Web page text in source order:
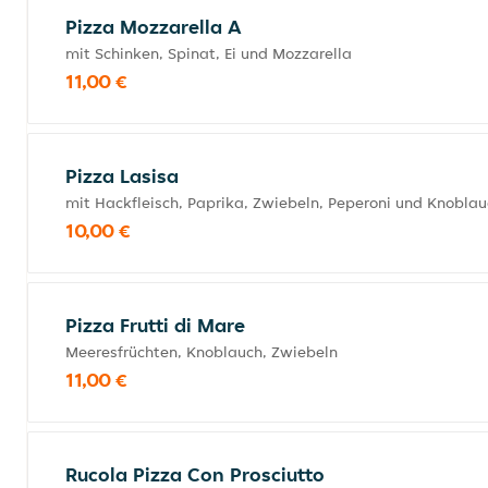
Pizza Mozzarella A
mit Schinken, Spinat, Ei und Mozzarella
11,00 €
Pizza Lasisa
mit Hackfleisch, Paprika, Zwiebeln, Peperoni und
10,00 €
Pizza Frutti di Mare
Meeresfrüchten, Knoblauch, Zwiebeln
11,00 €
Rucola Pizza Con Prosciutto